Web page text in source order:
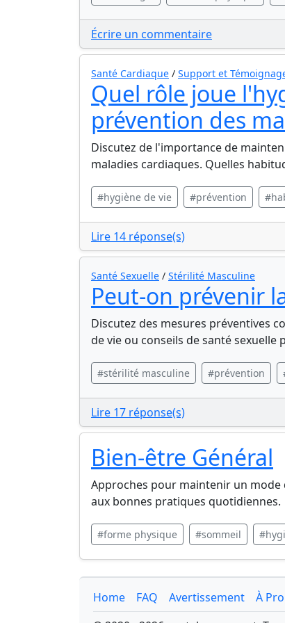
Écrire un commentaire
Santé Cardiaque / Support et
Quel rôle joue
prévention des
Discutez de l'importance de
maladies cardiaques. Quelles
#hygiène de vie #prévention
Lire 14 réponse(s)
Santé Sexuelle / Stérilité Masculine
Peut-on prévenir
Discutez des mesures préventives
de vie ou conseils de santé sexuelle
#stérilité masculine #prévention
Lire 17 réponse(s)
Bien-être Général
Approches pour maintenir un mode
aux bonnes pratiques quotidiennes.
#forme physique #sommeil
Home FAQ Avertissement
À